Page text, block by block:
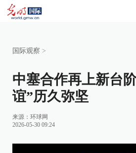
国际观察 >
中塞合作再上新台
谊”历久弥坚
来源： 环球网
2026-05-30 09:24